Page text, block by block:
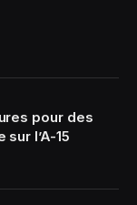
pour des
sur l’A-15